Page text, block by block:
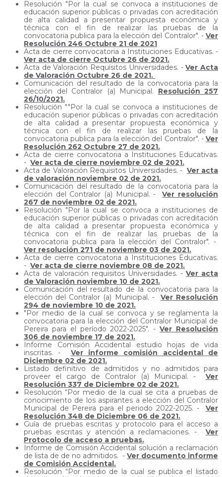
Resolución "Por la cual se convoca a instituciones de
educación superior públicas o privadas con acreditación
de alta calidad a presentar propuesta económica y
técnica con el fin de realizar las pruebas de la
convocatoria publica para la elección del Contralor". - Ver
Resolución 246 Octubre 21 de 2021
Acta de cierre convocatoria a Instituciones Educativas. -
Ver acta de cierre Octubre 26 de 2021.
Acta de Valoración Requisitos Universidades. -Ver Acta
de Valoración Octubre 26 de 2021.
Comunicación del resultado de la convocatoria para la
elección del Contralor (a) Municipal. Resolución 257
26/10/2021.
Resolución ""Por la cual se convoca a instituciones de
educación superior públicas o privadas con acreditación
de alta calidad a presentar propuesta económica y
técnica con el fin de realizar las pruebas de la
convocatoria publica para la elección del Contralor". - Ver
Resolución 262 Octubre 27 de 2021.
Acta de cierre convocatoria a Instituciones Educativas.
- Ver acta de cierre noviembre 02 de 2021.
Acta de Valoración Requisitos Universidades. - Ver acta
de valoración noviembre 02 de 2021.
Comunicación del resultado de la convocatoria para la
elección del Contralor (a) Municipal. -
Ver resolución
267 de noviembre 02 de 2021.
Resolución "Por la cual se convoca a instituciones de
educación superior públicas o privadas con acreditación
de alta calidad a presentar propuesta económica y
técnica con el fin de realizar las pruebas de la
convocatoria publica para la elección del Contralor". -
Ver resolución 271 de noviembre 03 de 2021.
Acta de cierre convocatoria a Instituciones Educativas.
- Ver acta de cierre noviembre 08 de 2021.
Acta de valoración requisitos Universidades. - Ver acta
de Valoración noviembre 10 de 2021.
Comunicación del resultado de la convocatoria para la
elección del Contralor (a) Municipal. -
Ver Resolución
294 de noviembre 10 de 2021.
"Por medio de la cual se convoca y se reglamenta la
convocatoria para la elección del Contralor Municipal de
Pereira para el período 2022-2025". -Ver Resolución
306 de noviembre 17 de 2021.
Informe Comisión Accidental estudio hojas de vida
inscritas. -
Ver informe comisión accidental de
Diciembre 02 de 2021.
Listado definitivo de admitidos y no admitidos para
proveer el cargo de Contralor (a) Municipal. -
Ver
Resolución 337 de Diciembre 02 de 2021.
Resolución “Por medio de la cual se cita a pruebas de
conocimiento de los aspirantes a elección del Contralor
Municipal de Pereira para el periodo 2022-2025. -
Ver
Resolución 348 de Diciembre 06 de 2021.
Guía de pruebas escritas y protocolo para el acceso a
pruebas escritas y atención a reclamaciones. -
Ver
Protocolo de acceso a pruebas.
Informe de Comisión Accidental solución a reclamación
de lista de de no admitidos. - Ver documento informe
de Comisión Accidental.
Resolución “Por medio de la cual se publica el listado